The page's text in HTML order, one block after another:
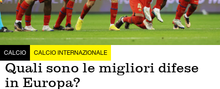
CALCIO CALCIO INTERNAZIONALE
Quali sono le migliori difese
in Europa?